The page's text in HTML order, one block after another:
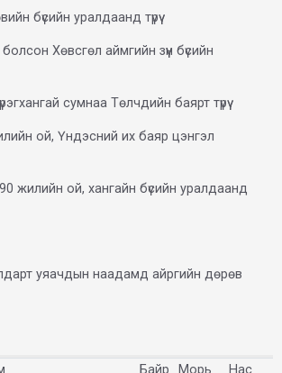
бүсийн уралдаанд түрүү
Хөвсгөл аймгийн зүүн бүсийн
сумнаа Төлчдийн баярт түрүү
ой, Үндэсний их баяр цэнгэл
жилийн ой, хангайн бүсийн уралдаанд
уяачдын наадамд айргийн дөрөв
Байр Морь Нас